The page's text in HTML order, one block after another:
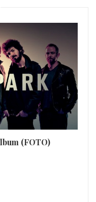
(FOTO)